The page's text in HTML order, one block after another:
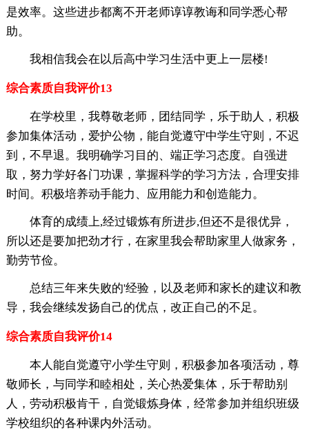
是效率。这些进步都离不开老师谆谆教诲和同学悉心帮
助。
我相信我会在以后高中学习生活中更上一层楼!
综合素质自我评价13
在学校里，我尊敬老师，团结同学，乐于助人，积极
参加集体活动，爱护公物，能自觉遵守中学生守则，不迟
到，不早退。我明确学习目的、端正学习态度。自强进
取，努力学好各门功课，掌握科学的学习方法，合理安排
时间。积极培养动手能力、应用能力和创造能力。
体育的成绩上,经过锻炼有所进步,但还不是很优异，
所以还是要加把劲才行，在家里我会帮助家里人做家务，
勤劳节俭。
总结三年来失败的'经验，以及老师和家长的建议和教
导，我会继续发扬自己的优点，改正自己的不足。
综合素质自我评价14
本人能自觉遵守小学生守则，积极参加各项活动，尊
敬师长，与同学和睦相处，关心热爱集体，乐于帮助别
人，劳动积极肯干，自觉锻炼身体，经常参加并组织班级
学校组织的各种课内外活动。